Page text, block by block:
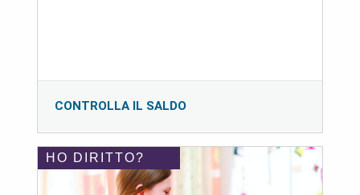
CONTROLLA IL SALDO
HO DIRITTO?